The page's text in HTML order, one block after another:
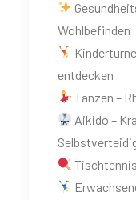
Wohlbefinden
entdecken
Tanzen –
Aikido –